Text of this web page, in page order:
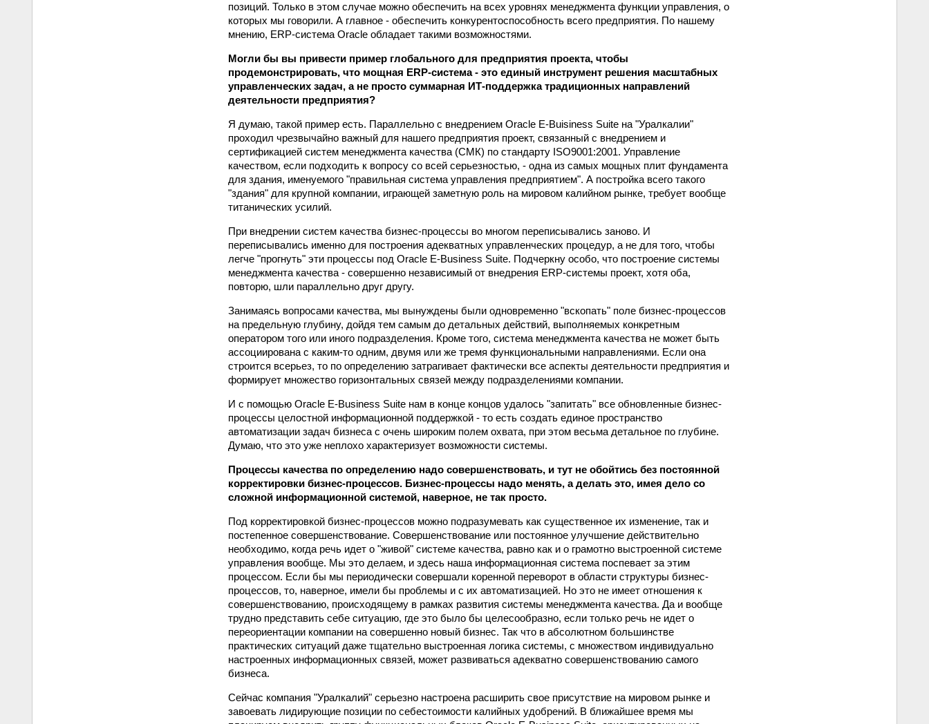
позиций. Только в этом случае можно обеспечить на всех уровнях менеджмента функции управления, о
которых мы говорили. А главное - обеспечить конкурентоспособность всего предприятия. По нашему
мнению, ERP-система Oracle обладает такими возможностями.
Могли бы вы привести пример глобального для предприятия проекта, чтобы
продемонстрировать, что мощная ERP-система - это единый инструмент решения масштабных
управленческих задач, а не просто суммарная ИТ-поддержка традиционных направлений
деятельности предприятия?
Я думаю, такой пример есть. Параллельно c внедрением Oracle E-Buisiness Suite на "Уралкалии"
проходил чрезвычайно важный для нашего предприятия проект, связанный с внедрением и
сертификацией систем менеджмента качества (СМК) по стандарту ISO9001:2001. Управление
качеством, если подходить к вопросу со всей серьезностью, - одна из самых мощных плит фундамента
для здания, именуемого "правильная система управления предприятием". А постройка всего такого
"здания" для крупной компании, играющей заметную роль на мировом калийном рынке, требует вообще
титанических усилий.
При внедрении систем качества бизнес-процессы во многом переписывались заново. И
переписывались именно для построения адекватных управленческих процедур, а не для того, чтобы
легче "прогнуть" эти процессы под Oracle E-Business Suite. Подчеркну особо, что построение системы
менеджмента качества - совершенно независимый от внедрения ERP-системы проект, хотя оба,
повторю, шли параллельно друг другу.
Занимаясь вопросами качества, мы вынуждены были одновременно "вскопать" поле бизнес-процессов
на предельную глубину, дойдя тем самым до детальных действий, выполняемых конкретным
оператором того или иного подразделения. Кроме того, система менеджмента качества не может быть
ассоциирована с каким-то одним, двумя или же тремя функциональными направлениями. Если она
строится всерьез, то по определению затрагивает фактически все аспекты деятельности предприятия и
формирует множество горизонтальных связей между подразделениями компании.
И с помощью Oracle E-Business Suite нам в конце концов удалось "запитать" все обновленные бизнес-
процессы целостной информационной поддержкой - то есть создать единое пространство
автоматизации задач бизнеса с очень широким полем охвата, при этом весьма детальное по глубине.
Думаю, что это уже неплохо характеризует возможности системы.
Процессы качества по определению надо совершенствовать, и тут не обойтись без постоянной
корректировки бизнес-процессов. Бизнес-процессы надо менять, а делать это, имея дело со
сложной информационной системой, наверное, не так просто.
Под корректировкой бизнес-процессов можно подразумевать как существенное их изменение, так и
постепенное совершенствование. Совершенствование или постоянное улучшение действительно
необходимо, когда речь идет о "живой" системе качества, равно как и о грамотно выстроенной системе
управления вообще. Мы это делаем, и здесь наша информационная система поспевает за этим
процессом. Если бы мы периодически совершали коренной переворот в области структуры бизнес-
процессов, то, наверное, имели бы проблемы и с их автоматизацией. Но это не имеет отношения к
совершенствованию, происходящему в рамках развития системы менеджмента качества. Да и вообще
трудно представить себе ситуацию, где это было бы целесообразно, если только речь не идет о
переориентации компании на совершенно новый бизнес. Так что в абсолютном большинстве
практических ситуаций даже тщательно выстроенная логика системы, с множеством индивидуально
настроенных информационных связей, может развиваться адекватно совершенствованию самого
бизнеса.
Сейчас компания "Уралкалий" серьезно настроена расширить свое присутствие на мировом рынке и
завоевать лидирующие позиции по себестоимости калийных удобрений. В ближайшее время мы